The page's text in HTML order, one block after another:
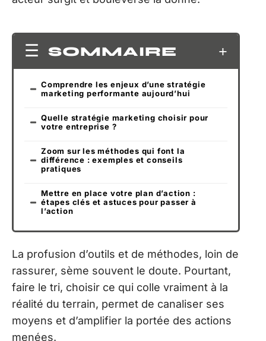
SOMMAIRE
Comprendre les enjeux d’une stratégie
marketing performante aujourd’hui
Quelle stratégie marketing choisir pour
votre entreprise ?
Zoom sur les méthodes qui font la
différence : exemples et conseils
pratiques
Mettre en place votre plan d’action :
étapes clés et astuces pour passer à
l’action
La profusion d’outils et de méthodes, loin de
rassurer, sème souvent le doute. Pourtant,
faire le tri, choisir ce qui colle vraiment à la
réalité du terrain, permet de canaliser ses
moyens et d’amplifier la portée des actions
menées.